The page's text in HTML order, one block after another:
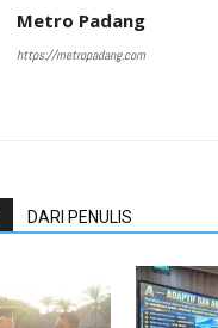
Metro Padang
https://metropadang.com
DARI PENULIS